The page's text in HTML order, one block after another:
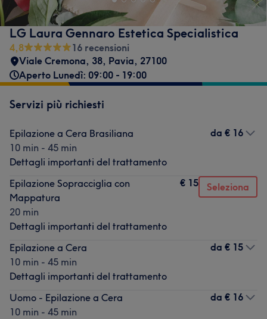
LG Laura Gennaro Estetica Specialistica
4,8
16 recensioni
Viale Cremona, 38, Pavia, 27100
Aperto Lunedì: 09:00 - 19:00
Servizi più richiesti
Epilazione a Cera Brasiliana
10 min - 45 min
Dettagli importanti del trattamento
da € 16
Epilazione Sopracciglia con
Mappatura
20 min
Dettagli importanti del trattamento
€ 15 Seleziona
Epilazione a Cera
10 min - 45 min
Dettagli importanti del trattamento
da € 15
Uomo - Epilazione a Cera
10 min - 45 min
da € 16